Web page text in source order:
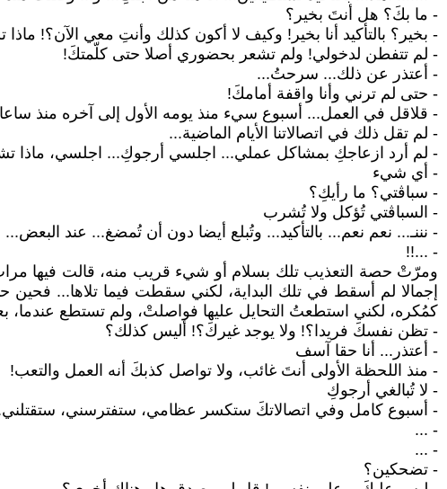
- ما بكَ؟ هل أنتَ بخير؟
- بخير؟ بالتأكيد أنا بخير! وكيف لا أكون كذلك وأنتِ معي الآن؟! ماذا
- لم تتفطن لدخولي! ولم تشعر بحضوري أصلا حتى كلّمتكَ!
- أعتذر عن ذلك... سرحتُ...
- حتى لم ترني وأنا واقفة أمامكَ!
- قلاقل في العمل... أسبوع سيء منذ يومه الأول إلى آخره منذ
- لم تقل ذلك في اتصالاتنا الأيام الماضية...
- لم أرد ازعاجكِ بمشاكل عملي... اجلسي أرجوكِ... اجلسي، ماذا
- أي شيء
- سباڨتي؟ ما رأيكِ؟
- السباڨتي تُؤكل ولا تُشرب
- نننـ... نعم نعم... بالتأكيد... وتُبلع أيضا دون أن تُمضغ... عند
- ...!!
ومرّتْ حصة التعذيب تلك بسلام أو شيء قريب منه، قالت فيها
إجمالا لم أسقط في تلك البداية، لكني سقطت فيما تلاها...
كمُكره، لكني استطعتُ التحايل عليها فواصلتْ، ولم تستطع عندما،
- تظن نفسكَ فريدا؟! ولا يوجد غيركَ؟! أليس كذلك؟
- أعتذر... أنا حقا آسف
- منذ اللحظة الأولى أنتَ غائب، ولا تواصل كذبكَ أنه العمل والتعب!
- لا تُبالغي أرجوكِ
- أسبوع كامل وفي اتصالاتكَ ستكسر عظامي، ستفترسني،
- ...
- ...
- تضحكين؟